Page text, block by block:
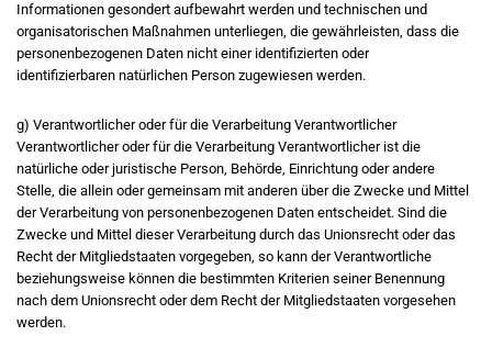
Informationen gesondert aufbewahrt werden und technischen und
organisatorischen Maßnahmen unterliegen, die gewährleisten, dass die
personenbezogenen Daten nicht einer identifizierten oder
identifizierbaren natürlichen Person zugewiesen werden.
g) Verantwortlicher oder für die Verarbeitung Verantwortlicher
Verantwortlicher oder für die Verarbeitung Verantwortlicher ist die
natürliche oder juristische Person, Behörde, Einrichtung oder andere
Stelle, die allein oder gemeinsam mit anderen über die Zwecke und Mittel
der Verarbeitung von personenbezogenen Daten entscheidet. Sind die
Zwecke und Mittel dieser Verarbeitung durch das Unionsrecht oder das
Recht der Mitgliedstaaten vorgegeben, so kann der Verantwortliche
beziehungsweise können die bestimmten Kriterien seiner Benennung
nach dem Unionsrecht oder dem Recht der Mitgliedstaaten vorgesehen
werden.